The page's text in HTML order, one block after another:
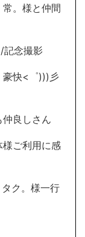
。様と仲間
記念撮影
快<゜)))彡
良しさん
様ご利用に感
ク。様一行